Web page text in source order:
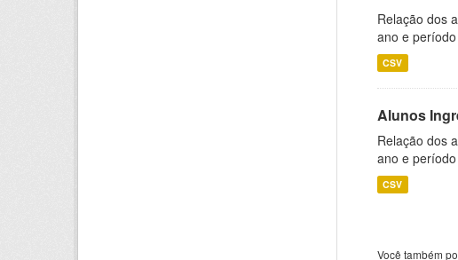
Relação dos
ano e
CSV
Alunos
Relação dos
ano e
CSV
Você também